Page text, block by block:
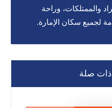
والممتلكات، وراحة
لجميع سكان الإمارة.
صلة